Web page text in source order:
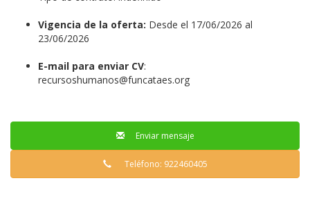
Vigencia de la oferta: Desde el 17/06/2026 al
23/06/2026
E-mail para enviar CV:
recursoshumanos@funcataes.org
Enviar mensaje
Teléfono: 922460405